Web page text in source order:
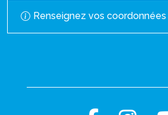
Renseignez vos coordonnées